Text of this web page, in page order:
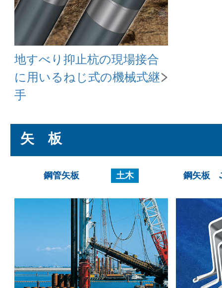
地すべり抑止杭の現場接合
に用いるねじ式の機械式継
手
矢 板
鋼管矢板 土木 鋼矢板